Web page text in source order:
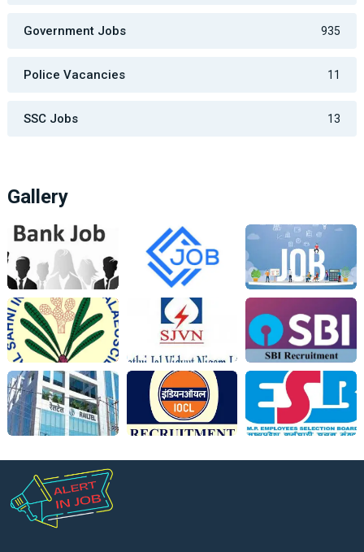
Government Jobs 935
Police Vacancies 11
SSC Jobs 13
Gallery